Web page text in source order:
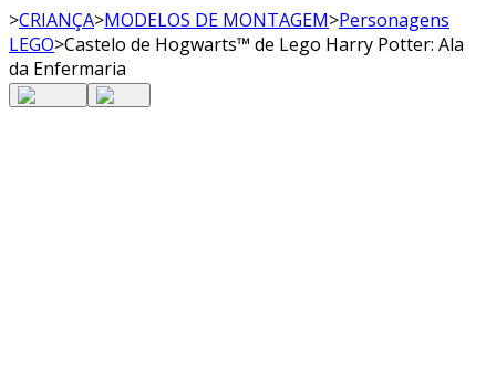
>CRIANÇA>MODELOS DE MONTAGEM>Personagens
LEGO>Castelo de Hogwarts™ de Lego Harry Potter: Ala
da Enfermaria